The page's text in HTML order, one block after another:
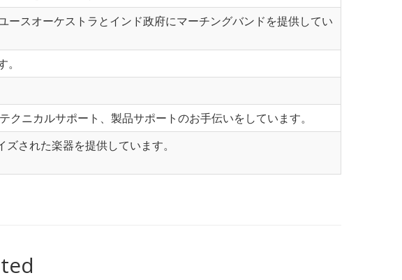
スオーケストラとインド政府にマーチングバンドを提供してい
ニカルサポート、製品サポートのお手伝いをしています。
された楽器を提供しています。